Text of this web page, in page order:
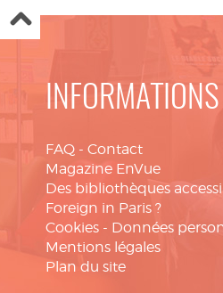
INFORMATIONS
FAQ - Contact
Magazine EnVue
Des bibliothèques
Foreign in Paris ?
Cookies - Données
Mentions légales
Plan du site